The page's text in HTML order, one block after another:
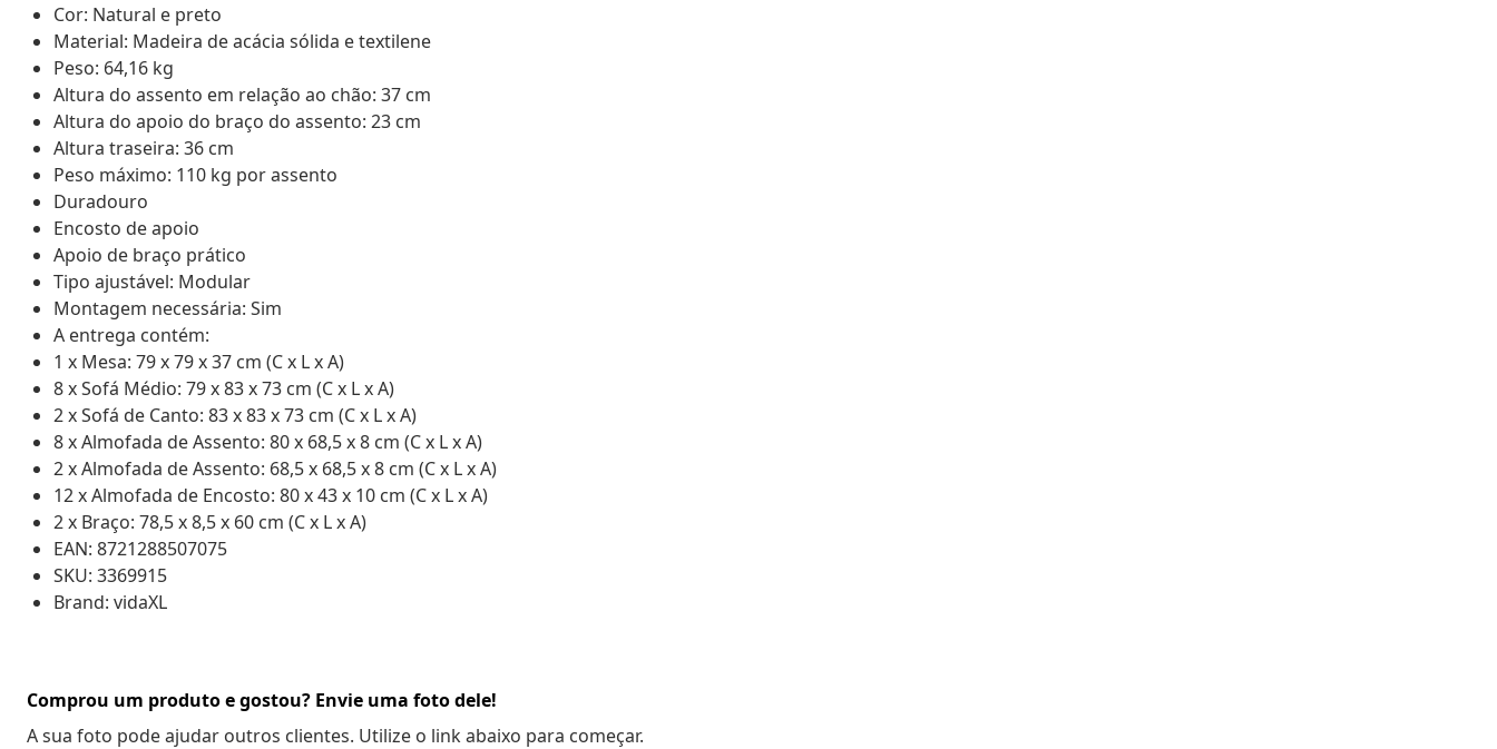
Cor: Natural e preto
Material: Madeira de acácia sólida e textilene
Peso: 64,16 kg
Altura do assento em relação ao chão: 37 cm
Altura do apoio do braço do assento: 23 cm
Altura traseira: 36 cm
Peso máximo: 110 kg por assento
Duradouro
Encosto de apoio
Apoio de braço prático
Tipo ajustável: Modular
Montagem necessária: Sim
A entrega contém:
1 x Mesa: 79 x 79 x 37 cm (C x L x A)
8 x Sofá Médio: 79 x 83 x 73 cm (C x L x A)
2 x Sofá de Canto: 83 x 83 x 73 cm (C x L x A)
8 x Almofada de Assento: 80 x 68,5 x 8 cm (C x L x A)
2 x Almofada de Assento: 68,5 x 68,5 x 8 cm (C x L x A)
12 x Almofada de Encosto: 80 x 43 x 10 cm (C x L x A)
2 x Braço: 78,5 x 8,5 x 60 cm (C x L x A)
EAN: 8721288507075
SKU: 3369915
Brand: vidaXL
Comprou um produto e gostou? Envie uma foto dele!
A sua foto pode ajudar outros clientes. Utilize o link abaixo para começar.